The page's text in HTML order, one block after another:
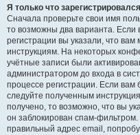
Я только что
Сначала проверьте свои имя
то возможны два варианта. Если
регистрации вы указали, что
инструкциям. На некоторых
учётные записи были
администратором до входа в
процессе регистрации. Если
следуйте полученным
получено, то возможно, что вы
он заблокирован спам-
правильный адрес email,